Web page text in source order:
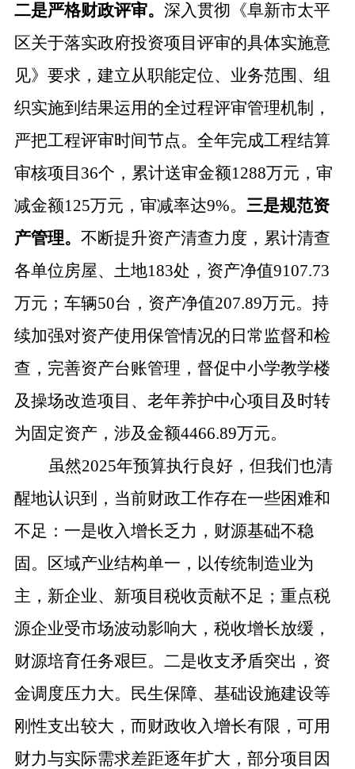
二是严格财政评审。 深入贯彻《阜新市太平
区关于落实政府投资项目评审的具体实施意
见》要求，建立从职能定位、业务范围、组
织实施到结果运用的全过程评审管理机制，
严把工程评审时间节点。全年完成工程结算
审核项目 36个，累计送审金额1288万元，审
减金额125万元，审减率达9%。 三是规范资
产管理。 不断提升资产清查力度，累计清查
各单位房屋、土地183处，资产净值9107.73
万元；车辆50台，资产净值207.89万元。持
续加强对资产使用保管情况的日常监督和检
查，完善资产台账管理，督促中小学教学楼
及操场改造项目、老年养护中心项目及时转
为固定资产，涉及金额4466.89万元。
虽然2025年预算执行良好，但我们也清
醒地认识到，当前财政工作存在一些困难和
不足：一是收入增长乏力，财源基础不稳
固。区域产业结构单一，以传统制造业为
主，新企业、新项目税收贡献不足；重点税
源企业受市场波动影响大，税收增长放缓，
财源培育任务艰巨。二是收支矛盾突出，资
金调度压力大。民生保障、基础设施建设等
刚性支出较大，而财政收入增长有限，可用
财力与实际需求差距逐年扩大，部分项目因